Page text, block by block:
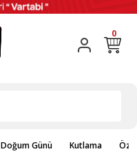
0
Doğum Günü Kutlama